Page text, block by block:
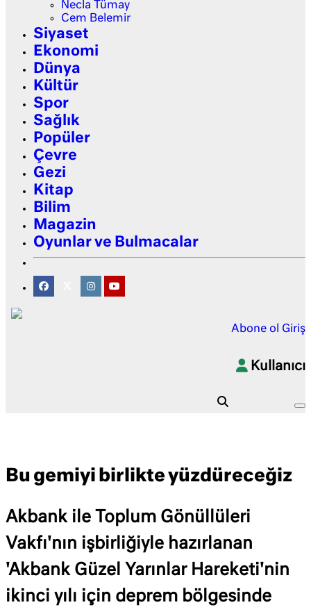
Necla Tümay
Cem Belemir
Siyaset
Ekonomi
Dünya
Kültür
Spor
Sağlık
Popüler
Çevre
Gezi
Kitap
Bilim
Magazin
Oyunlar ve Bulmacalar
Abone ol Giriş
Kullanıcı
Bu gemiyi birlikte yüzdüreceğiz
Akbank ile Toplum Gönüllüleri
Vakfı'nın işbirliğiyle hazırlanan
'Akbank Güzel Yarınlar Hareketi'nin
ikinci yılı için deprem bölgesinde